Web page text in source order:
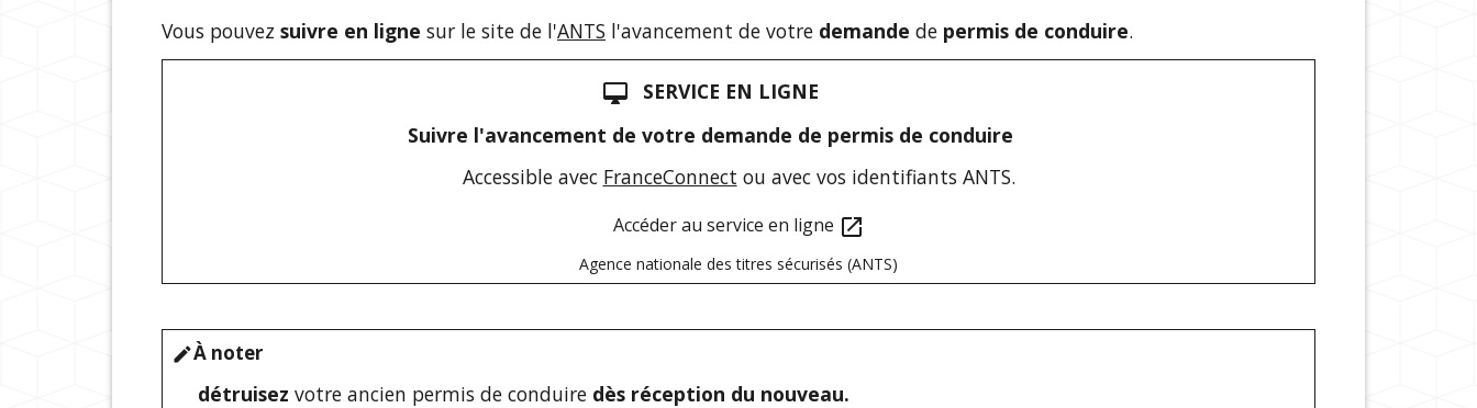
Vous pouvez suivre en ligne sur le site de l'ANTS l'avancement de votre demande de permis de conduire.
desktop_mac
SERVICE EN LIGNE
Suivre l'avancement de votre demande de permis de conduire
Accessible avec FranceConnect ou avec vos identifiants ANTS.
Accéder au service en ligne open_in_new
Agence nationale des titres sécurisés (ANTS)
editÀ noter
détruisez votre ancien permis de conduire dès réception du nouveau.